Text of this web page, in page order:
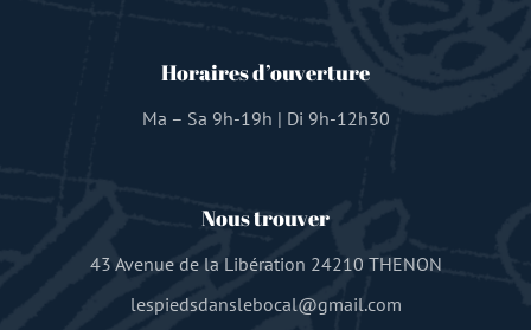
Horaires d’ouverture
Ma – Sa 9h-19h | Di 9h-12h30
Nous trouver
43 Avenue de la Libération 24210 THENON
lespiedsdanslebocal@gmail.com